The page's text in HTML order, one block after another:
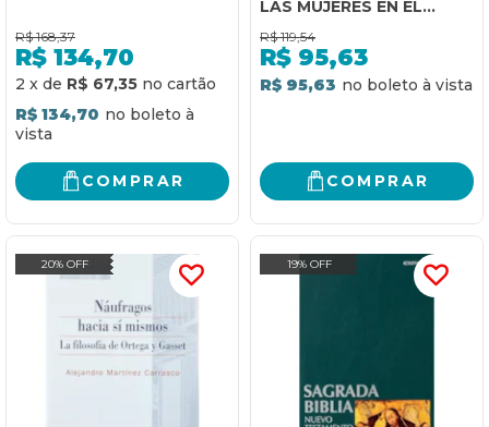
R$ 168,37
R$ 134,70
2 x de R$ 67,35
R$ 134,70
COMPRAR
LAS MUJERES EN EL
EVANGELIO
R$ 119,54
R$ 95,63
R$ 95,63
COMPRAR
20% OFF 19% OFF